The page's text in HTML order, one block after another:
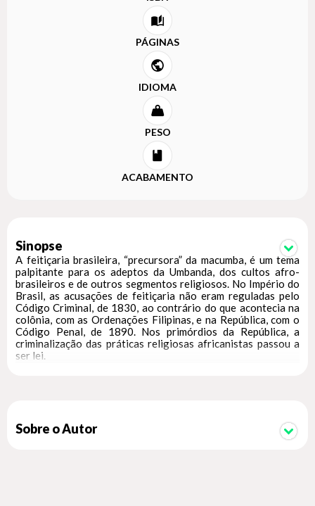
PÁGINAS
IDIOMA
PESO
ACABAMENTO
Sinopse
A feitiçaria brasileira, “precursora” da macumba, é um tema
palpitante para os adeptos da Umbanda, dos cultos afro-
brasileiros e de outros segmentos religiosos. No Império do
Brasil, as acusações de feitiçaria não eram reguladas pelo
Código Criminal, de 1830, ao contrário do que acontecia na
colônia, com as Ordenações Filipinas, e na República, com o
Código Penal, de 1890. Nos primórdios da República, a
criminalização das práticas religiosas africanistas passou a
ser lei.
pesquisa, abordando agora outros estados brasileiros,
abrangendo desde a segunda metade do século dezenove até
Sobre o Autor